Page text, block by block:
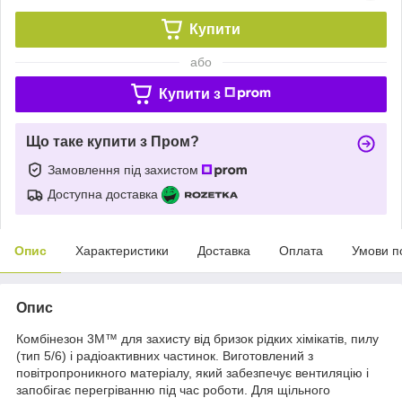
Купити
або
Купити з
Що таке купити з Пром?
Замовлення під захистом
Доступна доставка
Опис Характеристики Доставка Оплата Умови
Опис
Комбінезон 3М™ для захисту від бризок рідких хімікатів, пилу
(тип 5/6) і радіоактивних частинок. Виготовлений з
повітропроникного матеріалу, який забезпечує вентиляцію і
запобігає перегріванню під час роботи. Для щільного